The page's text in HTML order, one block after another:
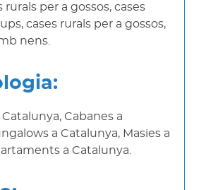
rurals per a gossos, cases
cases rurals per a gossos,
nens.
Catalunya, Cabanes a
a Catalunya, Masies a
a Catalunya.